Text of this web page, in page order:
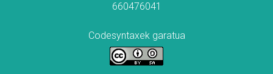
660476041
Codesyntaxek garatua